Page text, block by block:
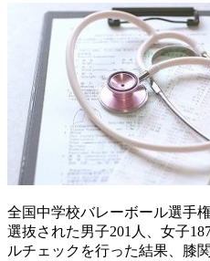
全国中学校バレーボール選手
選抜された男子201人、女子
ルチェックを行った結果、膝